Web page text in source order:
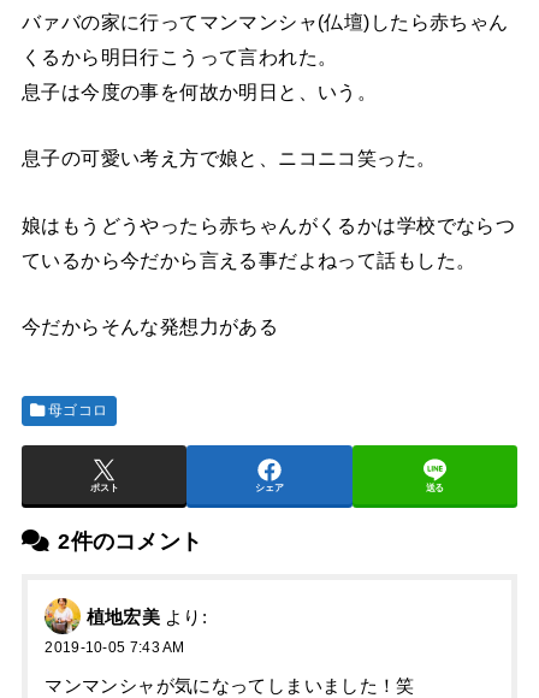
バァバの家に行ってマンマンシャ(仏壇)したら赤ちゃん
くるから明日行こうって言われた。
息子は今度の事を何故か明日と、いう。
息子の可愛い考え方で娘と、ニコニコ笑った。
娘はもうどうやったら赤ちゃんがくるかは学校でならつ
ているから今だから言える事だよねって話もした。
今だからそんな発想力がある
母ゴコロ
ポスト シェア 送る
2件のコメント
植地宏美 より:
2019-10-05 7:43 AM
マンマンシャが気になってしまいました！笑